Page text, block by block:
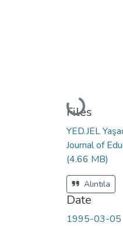
Loading...
Files
YED.JEL
Journal of
(4.66 MB)
Alıntıla
Date
1995-03-05